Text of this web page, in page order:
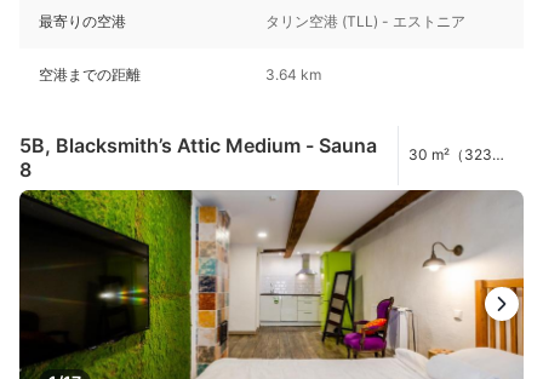
最寄りの空港 タリン空港 (TLL) - エストニア
空港までの距離 3.64 km
5B, Blacksmith’s Attic Medium - Sauna
8
30 m²（323